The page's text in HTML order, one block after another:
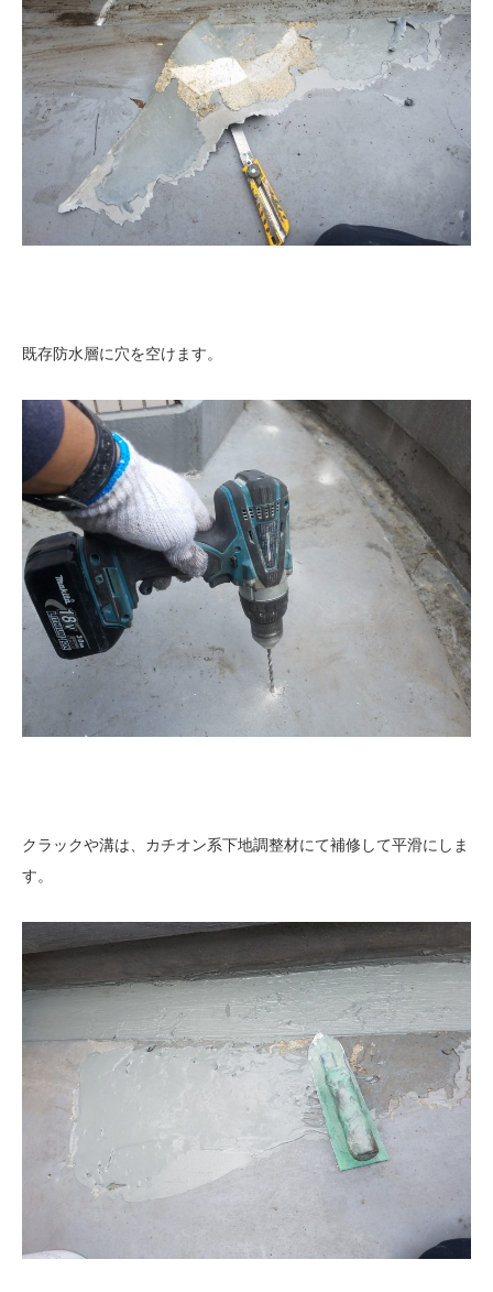
既存防水層に穴を空けます。
クラックや溝は、カチオン系下地調整材にて補修して平滑にしま
す。